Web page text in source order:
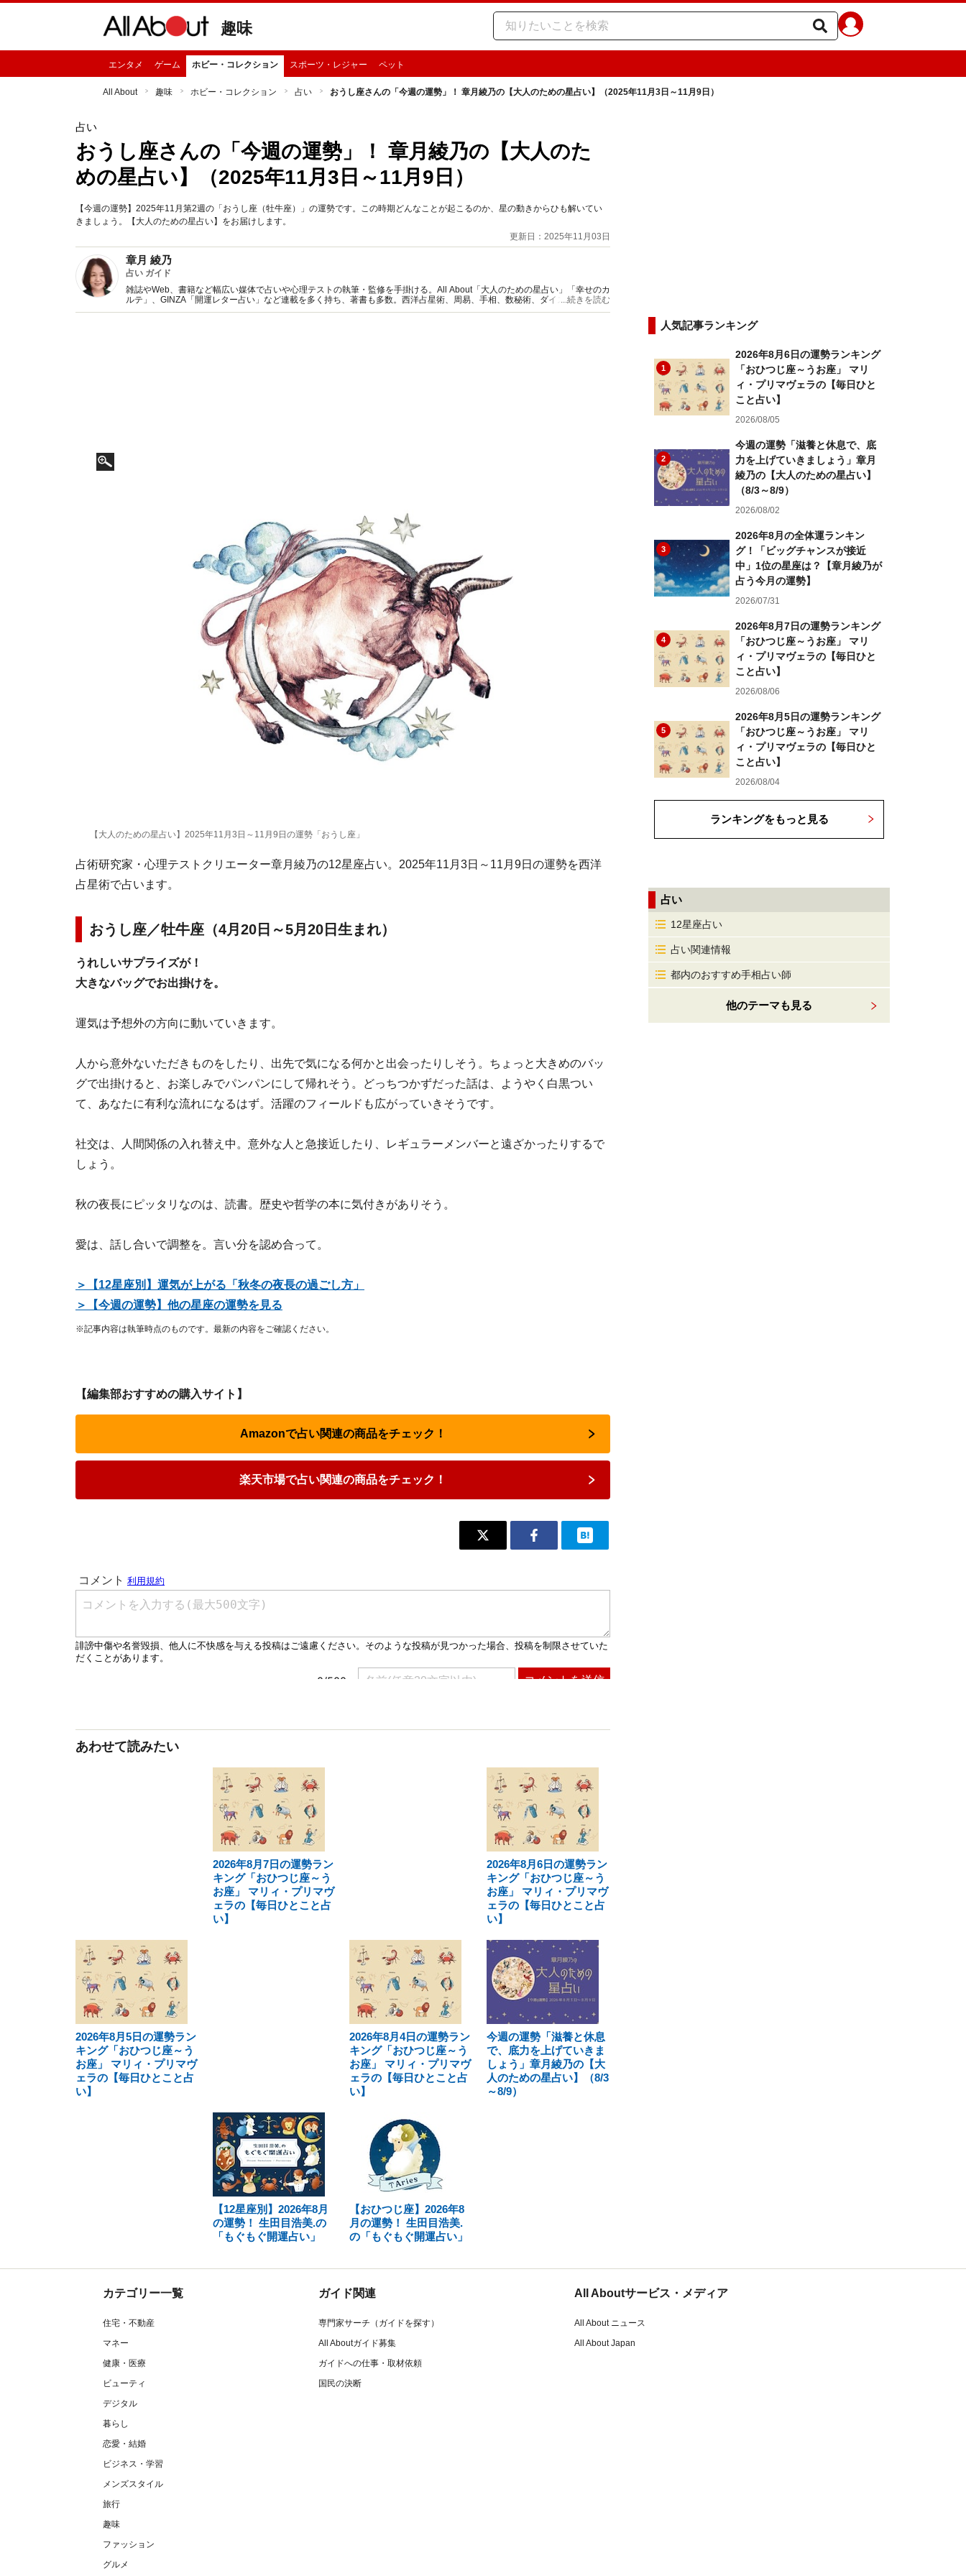
趣味
エンタメ ゲーム ホビー・コレクション スポーツ・レジャー ペット
All About 趣味 ホビー・コレクション 占い おうし座さんの「今週の運勢」！ 章月綾乃の【大人のための星占い】（2025年11月3日～11月9日）
占い
おうし座さんの「今週の運勢」！ 章月綾乃の【大人のた
めの星占い】（2025年11月3日～11月9日）
【今週の運勢】2025年11月第2週の「おうし座（牡牛座）」の運勢です。この時期どんなことが起こるのか、星の動きからひも解いてい
きましょう。【大人のための星占い】をお届けします。
更新日：2025年11月03日
章月 綾乃
占い ガイド
雑誌やWeb、書籍など幅広い媒体で占いや心理テストの執筆・監修を手掛ける。All About「大人のための星占い」「幸せのカ
ルテ」、GINZA「開運レター占い」など連載を多く持ち、著書も多数。西洋占星術、周易、手相、数秘術、ダイスやカード占
い、しぐさや言葉グセの研究など守備範囲は広め。
...続きを読む
【大人のための星占い】2025年11月3日～11月9日の運勢「おうし座」
占術研究家・心理テストクリエーター章月綾乃の12星座占い。2025年11月3日～11月9日の運勢を西洋
占星術で占います。
おうし座／牡牛座（4月20日～5月20日生まれ）
うれしいサプライズが！
大きなバッグでお出掛けを。
運気は予想外の方向に動いていきます。
人から意外ないただきものをしたり、出先で気になる何かと出会ったりしそう。ちょっと大きめのバッ
グで出掛けると、お楽しみでパンパンにして帰れそう。どっちつかずだった話は、ようやく白黒つい
て、あなたに有利な流れになるはず。活躍のフィールドも広がっていきそうです。
社交は、人間関係の入れ替え中。意外な人と急接近したり、レギュラーメンバーと遠ざかったりするで
しょう。
秋の夜長にピッタリなのは、読書。歴史や哲学の本に気付きがありそう。
愛は、話し合いで調整を。言い分を認め合って。
＞【12星座別】運気が上がる「秋冬の夜長の過ごし方」
＞【今週の運勢】他の星座の運勢を見る
※記事内容は執筆時点のものです。最新の内容をご確認ください。
【編集部おすすめの購入サイト】
Amazonで占い関連の商品をチェック！
楽天市場で占い関連の商品をチェック！
あわせて読みたい
2026年8月7日の運勢ラン
キング「おひつじ座～う
お座」 マリィ・プリマヴ
ェラの【毎日ひとこと占
い】
2026年8月6日の運勢ラン
キング「おひつじ座～う
お座」 マリィ・プリマヴ
ェラの【毎日ひとこと占
い】
2026年8月5日の運勢ラン
キング「おひつじ座～う
お座」 マリィ・プリマヴ
ェラの【毎日ひとこと占
い】
2026年8月4日の運勢ラン
キング「おひつじ座～う
お座」 マリィ・プリマヴ
ェラの【毎日ひとこと占
い】
今週の運勢「滋養と休息
で、底力を上げていきま
しょう」章月綾乃の【大
人のための星占い】（8/3
～8/9）
【12星座別】2026年8月
の運勢！ 生田目浩美.の
「もぐもぐ開運占い」
【おひつじ座】2026年8
月の運勢！ 生田目浩美.
の「もぐもぐ開運占い」
人気記事ランキング
1
2026年8月6日の運勢ランキング
「おひつじ座～うお座」 マリ
ィ・プリマヴェラの【毎日ひと
こと占い】
2026/08/05
2
今週の運勢「滋養と休息で、底
力を上げていきましょう」章月
綾乃の【大人のための星占い】
（8/3～8/9）
2026/08/02
3
2026年8月の全体運ランキン
グ！「ビッグチャンスが接近
中」1位の星座は？【章月綾乃が
占う今月の運勢】
2026/07/31
4
2026年8月7日の運勢ランキング
「おひつじ座～うお座」 マリ
ィ・プリマヴェラの【毎日ひと
こと占い】
2026/08/06
5
2026年8月5日の運勢ランキング
「おひつじ座～うお座」 マリ
ィ・プリマヴェラの【毎日ひと
こと占い】
2026/08/04
ランキングをもっと見る
占い
12星座占い
占い関連情報
都内のおすすめ手相占い師
他のテーマも見る
カテゴリー一覧
住宅・不動産
マネー
健康・医療
ビューティ
デジタル
暮らし
恋愛・結婚
ビジネス・学習
メンズスタイル
旅行
趣味
ファッション
グルメ
ガイド関連
専門家サーチ（ガイドを探す）
All Aboutガイド募集
ガイドへの仕事・取材依頼
国民の決断
All Aboutサービス・メディア
All About ニュース
All About Japan